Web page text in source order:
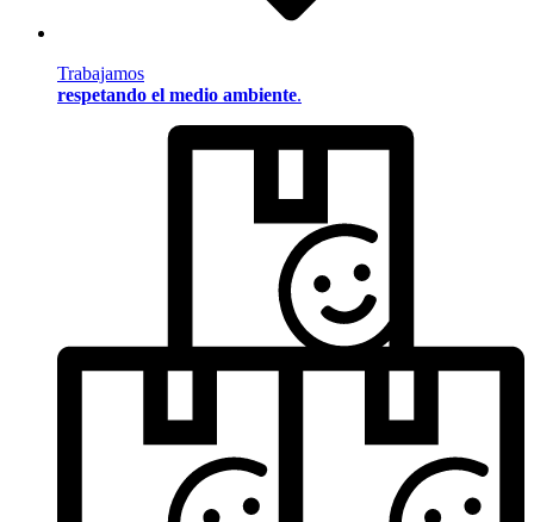
Trabajamos
respetando el medio ambiente.